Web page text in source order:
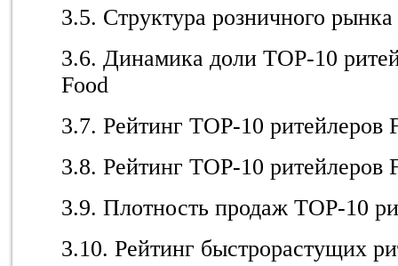
3.5. Структура розничного
3.6. Динамика доли TOP-10
Food
3.7. Рейтинг TOP-10 ритейлеров
3.8. Рейтинг TOP-10 ритейлеров
3.9. Плотность продаж TOP-10
3.10. Рейтинг быстрорастущих